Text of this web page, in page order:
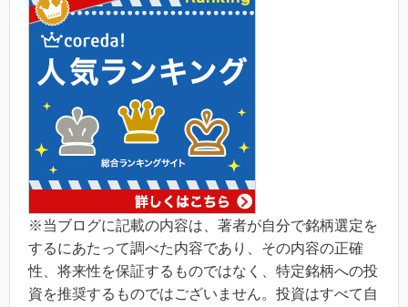
※当ブログに記載の内容は、著者が自分で銘柄選定を
するにあたって調べた内容であり、その内容の正確
性、将来性を保証するものではなく、特定銘柄への投
資を推奨するものではございません。投資はすべて自